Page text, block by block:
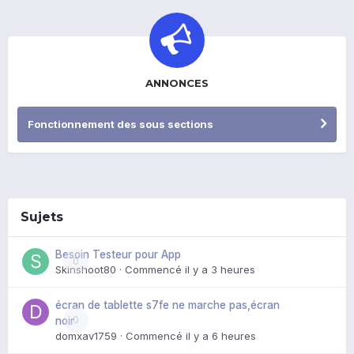
ANNONCES
Fonctionnement des sous sections
Sujets
0
Besoin Testeur pour App
Skinshoot80 · Commencé il y a 3 heures
0
écran de tablette s7fe ne marche pas,écran
noir
domxav1759 · Commencé il y a 6 heures